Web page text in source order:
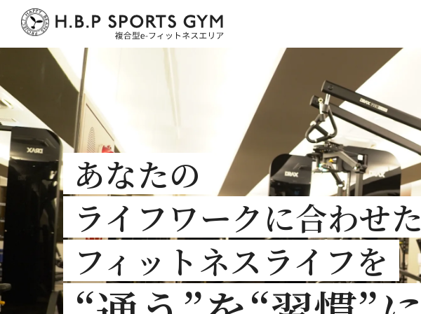
あなたの
ライフワークに合わせた
フィットネスライフを